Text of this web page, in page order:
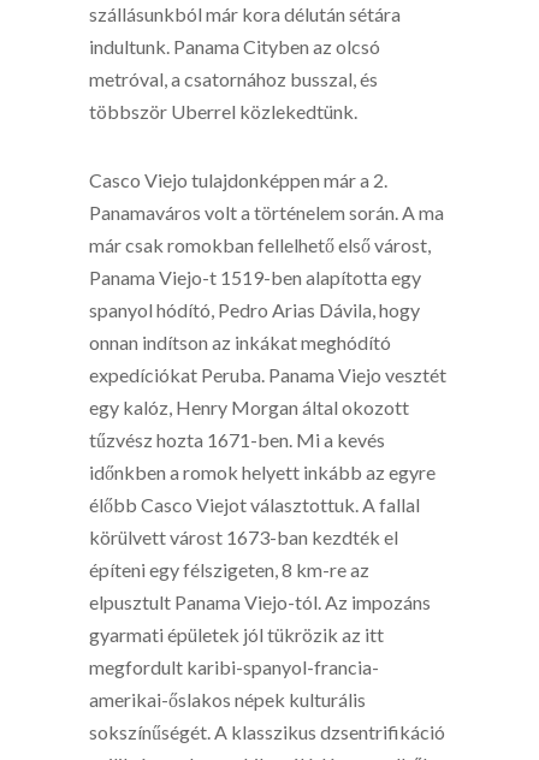
szállásunkból már kora délután sétára
indultunk. Panama Cityben az olcsó
metróval, a csatornához busszal, és
többször Uberrel közlekedtünk.
Casco Viejo tulajdonképpen már a 2.
Panamaváros volt a történelem során. A ma
már csak romokban fellelhető első várost,
Panama Viejo-t 1519-ben alapította egy
spanyol hódító, Pedro Arias Dávila, hogy
onnan indítson az inkákat meghódító
expedíciókat Peruba. Panama Viejo vesztét
egy kalóz, Henry Morgan által okozott
tűzvész hozta 1671-ben. Mi a kevés
időnkben a romok helyett inkább az egyre
élőbb Casco Viejot választottuk. A fallal
körülvett várost 1673-ban kezdték el
építeni egy félszigeten, 8 km-re az
elpusztult Panama Viejo-tól. Az impozáns
gyarmati épületek jól tükrözik az itt
megfordult karibi-spanyol-francia-
amerikai-őslakos népek kulturális
sokszínűségét. A klasszikus dzsentrifikáció